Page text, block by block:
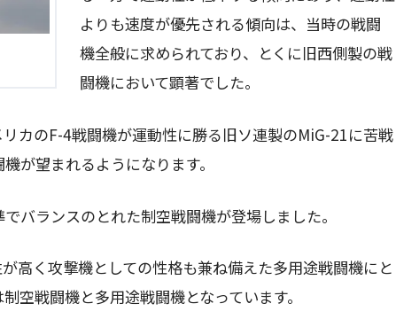
よりも速度が優先される傾向は、当時の戦闘
機全般に求められており、とくに旧西側製の戦
闘機において顕著でした。
カのF-4戦闘機が運動性に勝る旧ソ連製のMiG-21に苦戦
が望まれるようになります。
バランスのとれた制空戦闘機が登場しました。
高く攻撃機としての性格も兼ね備えた多用途戦闘機にと
空戦闘機と多用途戦闘機となっています。